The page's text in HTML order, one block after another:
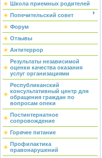
Школа приемных родителей
Попечительский совет
Форум
Отзывы
Антитеррор
Результаты независимой
оценки качества оказания
услуг организациями
Республиканский
консультативный центр для
обращения граждан по
вопросам опеки
Постинтернатное
сопровождение
Горячее питание
Профилактика
правонарушений